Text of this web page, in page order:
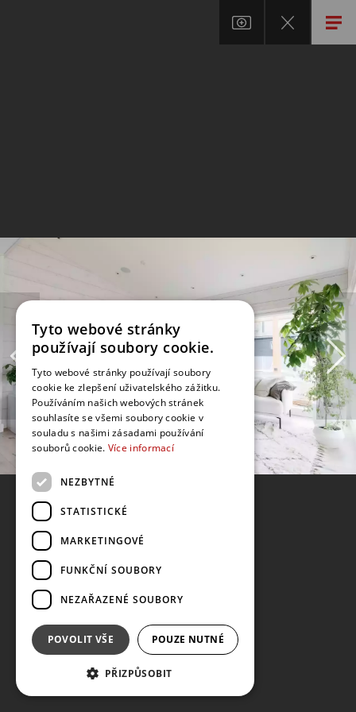
Tyto webové stránky
používají soubory cookie.
Tyto webové stránky používají soubory
cookie ke zlepšení uživatelského zážitku.
Používáním našich webových stránek
souhlasíte se všemi soubory cookie v
souladu s našimi zásadami používání
souborů cookie. Více informací
NEZBYTNÉ
STATISTICKÉ
MARKETINGOVÉ
FUNKČNÍ SOUBORY
NEZAŘAZENÉ SOUBORY
POVOLIT VŠE POUZE NUTNÉ
PŘIZPŮSOBIT